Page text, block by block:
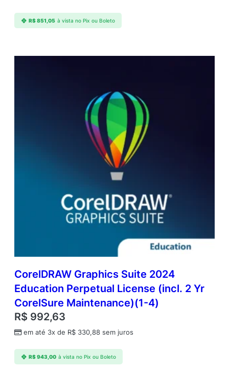
R$851,05 à vista no Pix ou Boleto
CorelDRAW Graphics Suite 2024
Education Perpetual License (incl. 2 Yr
CorelSure Maintenance)(1-4)
R$ 992,63
em até 3x de R$ 330,88 sem juros
R$943,00 à vista no Pix ou Boleto